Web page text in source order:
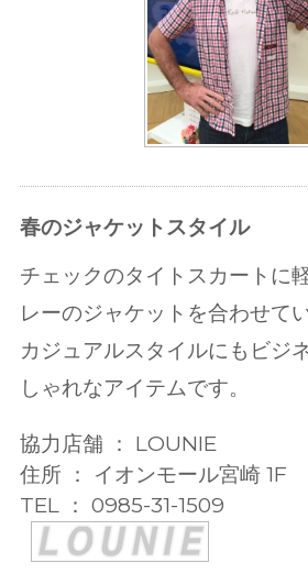
春のジャケットスタイル
チェックのタイトスカートに
レーのジャケットを合わせて
カジュアルスタイルにもビジ
しゃれなアイテムです。
協力店舗 ： LOUNIE
住所 ： イオンモール宮崎 1F
TEL ： 0985-31-1509